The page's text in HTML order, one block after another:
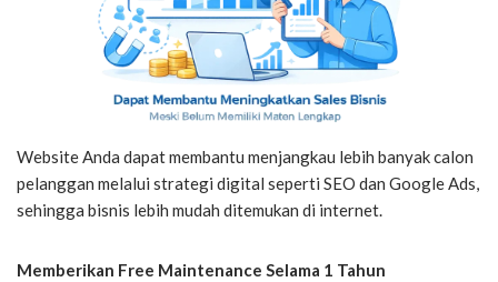
Website Anda dapat membantu menjangkau lebih banyak calon
pelanggan melalui strategi digital seperti SEO dan Google Ads,
sehingga bisnis lebih mudah ditemukan di internet.
Memberikan Free Maintenance Selama 1 Tahun